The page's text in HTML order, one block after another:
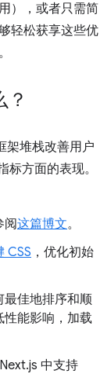
），或者只需简
轻松获享这些优
？
架堆栈改善用户
方面的表现。
阅这篇博文。
CSS ，优化初始
最佳地排序和顺
性能影响，加载
中支持